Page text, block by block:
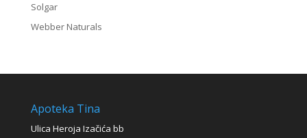
Solgar
Webber Naturals
Apoteka Tina
Ulica Heroja Izačića bb